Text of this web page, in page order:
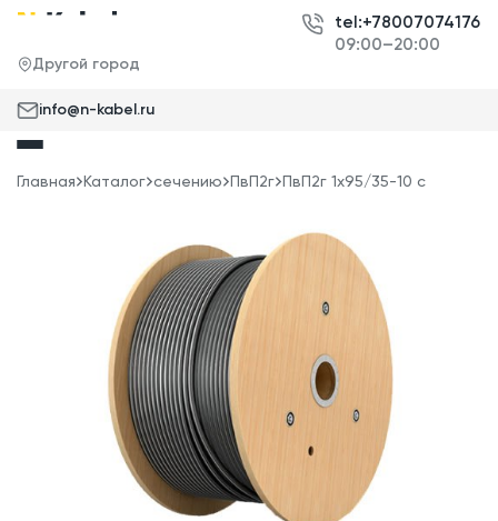
Другой город
tel:+78007074176
09:00–20:00
info@n-kabel.ru
Главная Каталог сечению ПвП2г ПвП2г 1x95/35-10 с